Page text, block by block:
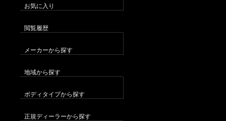
お気に入り
閲覧履歴
メーカーから探す
地域から探す
ボディタイプから探す
正規ディーラーから探す